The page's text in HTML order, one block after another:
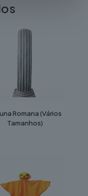
Romana (Vários
Tamanhos)